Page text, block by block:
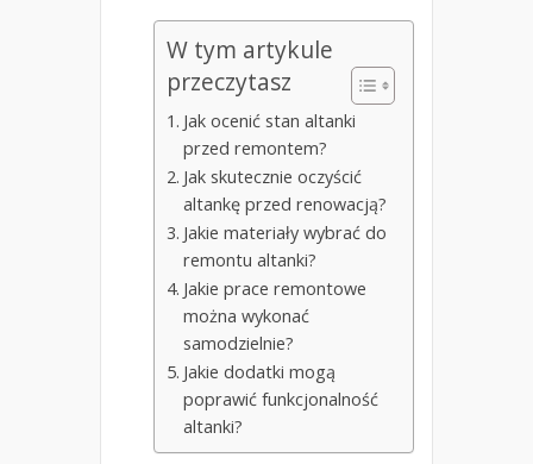
W tym artykule
przeczytasz
Jak ocenić stan altanki
przed remontem?
Jak skutecznie oczyścić
altankę przed renowacją?
Jakie materiały wybrać do
remontu altanki?
Jakie prace remontowe
można wykonać
samodzielnie?
Jakie dodatki mogą
poprawić funkcjonalność
altanki?